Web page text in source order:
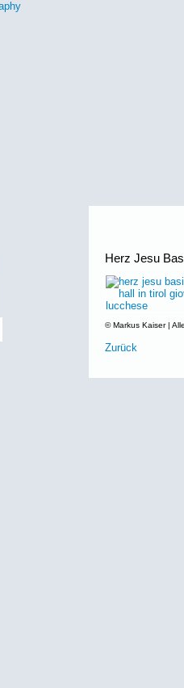
Herz Jesu
© Markus Kaiser |
Zurück